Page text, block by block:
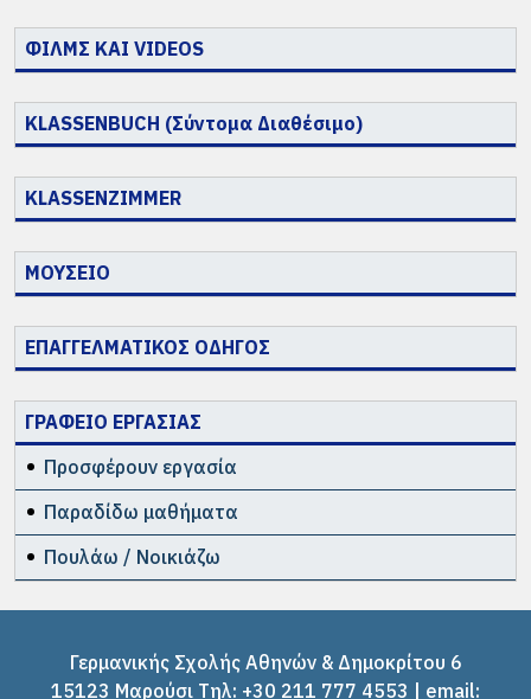
ΦΙΛΜΣ ΚΑΙ VIDEOS
KLASSENBUCH (Σύντομα Διαθέσιμο)
KLASSENZIMMER
ΜΟΥΣΕΙΟ
ΕΠΑΓΓΕΛΜΑΤΙΚΟΣ ΟΔΗΓΟΣ
ΓΡΑΦΕΙΟ ΕΡΓΑΣΙΑΣ
Προσφέρουν εργασία
Παραδίδω μαθήματα
Πουλάω / Νοικιάζω
Γερμανικής Σχολής Αθηνών & Δημοκρίτου 6
15123 Μαρούσι Tηλ: +30 211 777 4553 | email: